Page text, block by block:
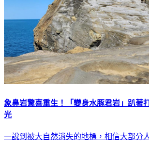
象鼻岩驚喜重生！「變身水豚君岩」趴
光
一說到被大自然消失的地標，相信大部分